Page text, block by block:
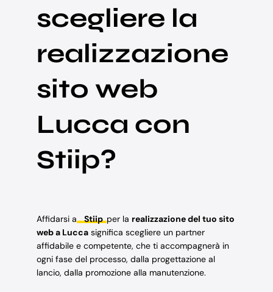
scegliere la
realizzazione
sito web
Lucca con
Stiip?
Affidarsi a Stiipper la realizzazione del tuo sito
web a Luccasignifica scegliere un partner
affidabile e competente, che ti accompagnerà in
ogni fase del processo, dalla progettazione al
lancio, dalla promozione alla manutenzione.